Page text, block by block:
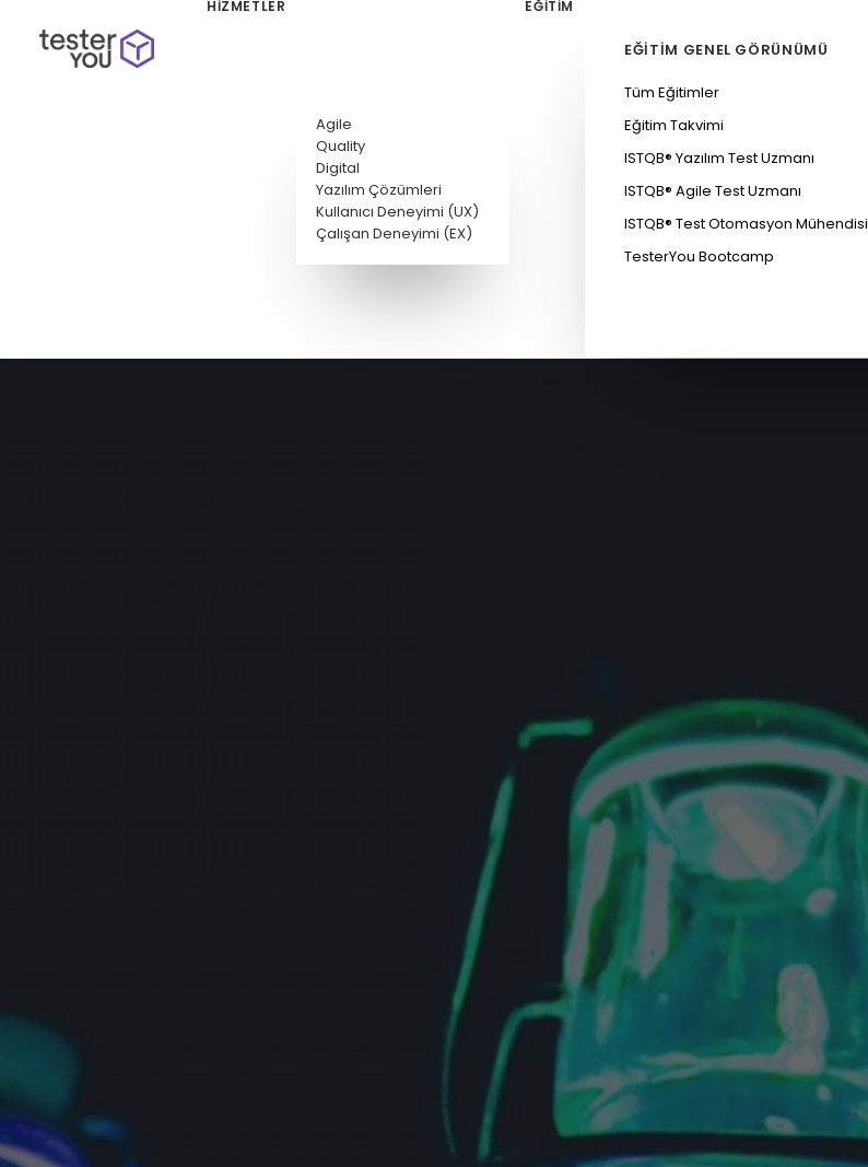
HİZMETLER
Agile
Quality
Digital
Yazılım Çözümleri
Kullanıcı Deneyimi (UX)
Çalışan Deneyimi (EX)
EĞİTİM
EĞITIM GENEL GÖRÜNÜMÜ
Tüm Eğitimler
Eğitim Takvimi
ISTQB® Yazılım Test Uzmanı
ISTQB® Agile Test Uzmanı
ISTQB® Test Otomasyon Mühendisi
TesterYou Bootcamp